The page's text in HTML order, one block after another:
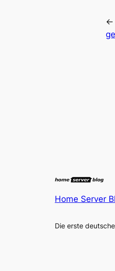
←
Home Server
Die erste